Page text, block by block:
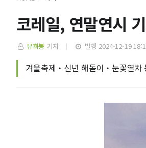
코레일, 연말연시
유희봉 기자 발행 2024-12-19
겨울축제‧신년 해돋이‧눈꽃열차